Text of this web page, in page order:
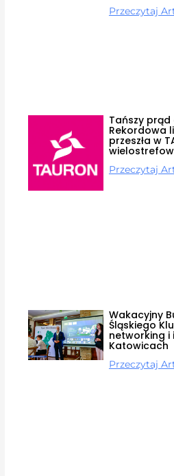
Przeczytaj
Tańszy
Rekordowa
przeszła w
Przeczytaj
Wakacyjny
Śląskiego
networking i
Katowicach
Przeczytaj